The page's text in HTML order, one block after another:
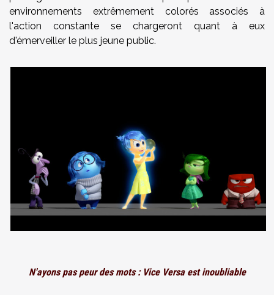
environnements extrêmement colorés associés à
l'action constante se chargeront quant à eux
d'émerveiller le plus jeune public.
N'ayons pas peur des mots : Vice Versa est inoubliable